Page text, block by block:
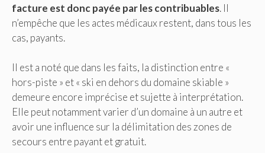
facture est donc payée par les contribuables. Il
n’empêche que les actes médicaux restent, dans tous les
cas, payants.
Il est a noté que dans les faits, la distinction entre «
hors-piste » et « ski en dehors du domaine skiable »
demeure encore imprécise et sujette à interprétation.
Elle peut notamment varier d’un domaine à un autre et
avoir une influence sur la délimitation des zones de
secours entre payant et gratuit.